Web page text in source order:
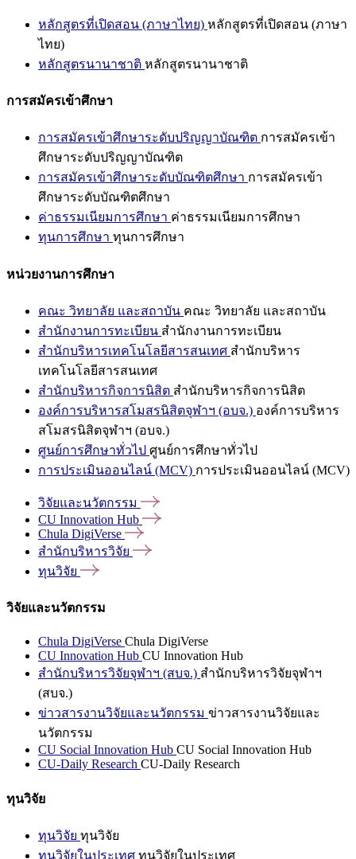
หลักสูตรที่เปิดสอน (ภาษาไทย) หลักสูตรที่เปิดสอน (ภาษา
ไทย)
หลักสูตรนานาชาติ หลักสูตรนานาชาติ
การสมัครเข้าศึกษา
การสมัครเข้าศึกษาระดับปริญญาบัณฑิต การสมัครเข้า
ศึกษาระดับปริญญาบัณฑิต
การสมัครเข้าศึกษาระดับบัณฑิตศึกษา การสมัครเข้า
ศึกษาระดับบัณฑิตศึกษา
ค่าธรรมเนียมการศึกษา ค่าธรรมเนียมการศึกษา
ทุนการศึกษา ทุนการศึกษา
หน่วยงานการศึกษา
คณะ วิทยาลัย และสถาบัน คณะ วิทยาลัย และสถาบัน
สำนักงานการทะเบียน สำนักงานการทะเบียน
สำนักบริหารเทคโนโลยีสารสนเทศ สำนักบริหาร
เทคโนโลยีสารสนเทศ
สำนักบริหารกิจการนิสิต สำนักบริหารกิจการนิสิต
องค์การบริหารสโมสรนิสิตจุฬาฯ (อบจ.) องค์การบริหาร
สโมสรนิสิตจุฬาฯ (อบจ.)
ศูนย์การศึกษาทั่วไป ศูนย์การศึกษาทั่วไป
การประเมินออนไลน์ (MCV) การประเมินออนไลน์ (MCV)
วิจัยและนวัตกรรม
CU Innovation Hub
Chula DigiVerse
สำนักบริหารวิจัย
ทุนวิจัย
วิจัยและนวัตกรรม
Chula DigiVerse Chula DigiVerse
CU Innovation Hub CU Innovation Hub
สำนักบริหารวิจัยจุฬาฯ (สบจ.) สำนักบริหารวิจัยจุฬาฯ
(สบจ.)
ข่าวสารงานวิจัยและนวัตกรรม ข่าวสารงานวิจัยและ
นวัตกรรม
CU Social Innovation Hub CU Social Innovation Hub
CU-Daily Research CU-Daily Research
ทุนวิจัย
ทุนวิจัย ทุนวิจัย
ทุนวิจัยในประเทศ ทุนวิจัยในประเทศ